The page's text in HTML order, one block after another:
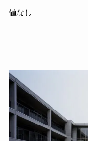
値なし